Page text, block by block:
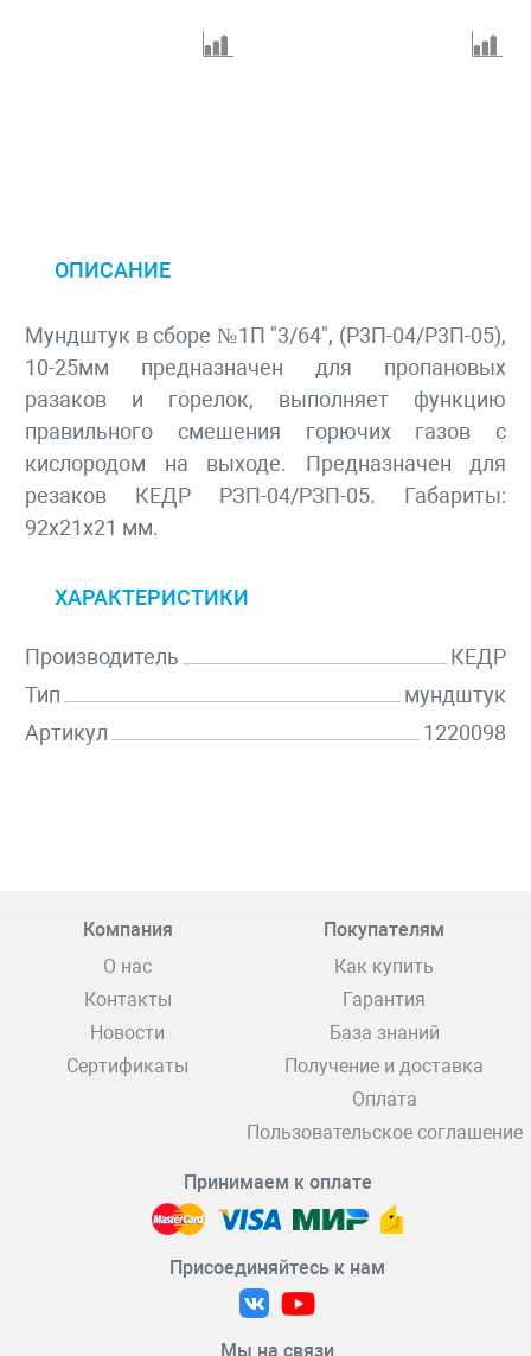
ОПИСАНИЕ
Мундштук в сборе №1П "3/64", (Р3П-04/Р3П-05),
10-25мм предназначен для пропановыx
разаков и горелок, выполняет функцию
правильного смешения горючиx газов с
кислородом на выxоде. Предназначен для
резаков КЕДР РЗП-04/РЗП-05. Габариты:
92x21x21 мм.
ХАРАКТЕРИСТИКИ
Производитель
КЕДР
Тип
мундштук
Артикул
1220098
Компания
О нас
Контакты
Новости
Сертификаты
Покупателям
Как купить
Гарантия
База знаний
Получение и доставка
Оплата
Пользовательское соглашение
Принимаем к оплате
Присоединяйтесь к нам
Мы на связи